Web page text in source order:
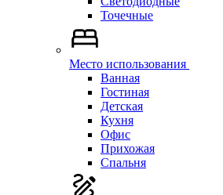
Точечные
Место использования
Ванная
Гостиная
Детская
Кухня
Офис
Прихожая
Спальня